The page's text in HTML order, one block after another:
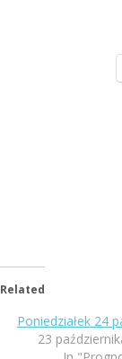
Related
Poniedziałek 24
23